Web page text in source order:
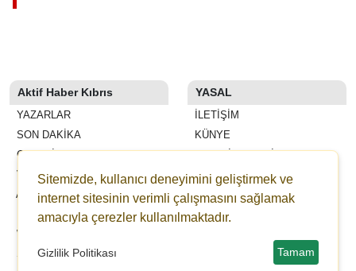
Aktif Haber Kıbrıs
YAZARLAR
SON DAKİKA
GALERİLER
VİDEOLAR
ANKETLER
FİRMA REHBERİ
WİKİ
ŞEHİR REHBERİ
YASAL
İLETIŞIM
KÜNYE
YAYIN İLKELERI
KURALLAR
GIZLILIK
KULLANICI SÖZLEŞMESI
Sitemizde, kullanıcı deneyimini geliştirmek ve
internet sitesinin verimli çalışmasını sağlamak
amacıyla çerezler kullanılmaktadır.
Gizlilik Politikası Tamam